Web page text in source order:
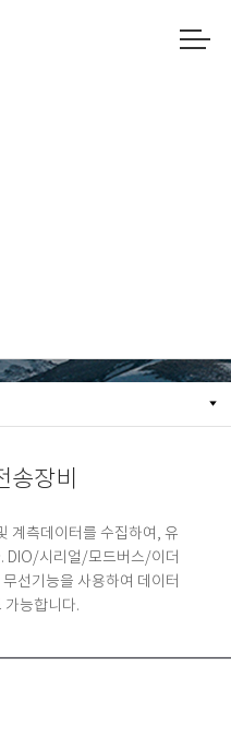
송장비
계측데이터를 수집하여, 유
DIO/시리얼/모드버스/이더
선기능을 사용하여 데이터
가능합니다.